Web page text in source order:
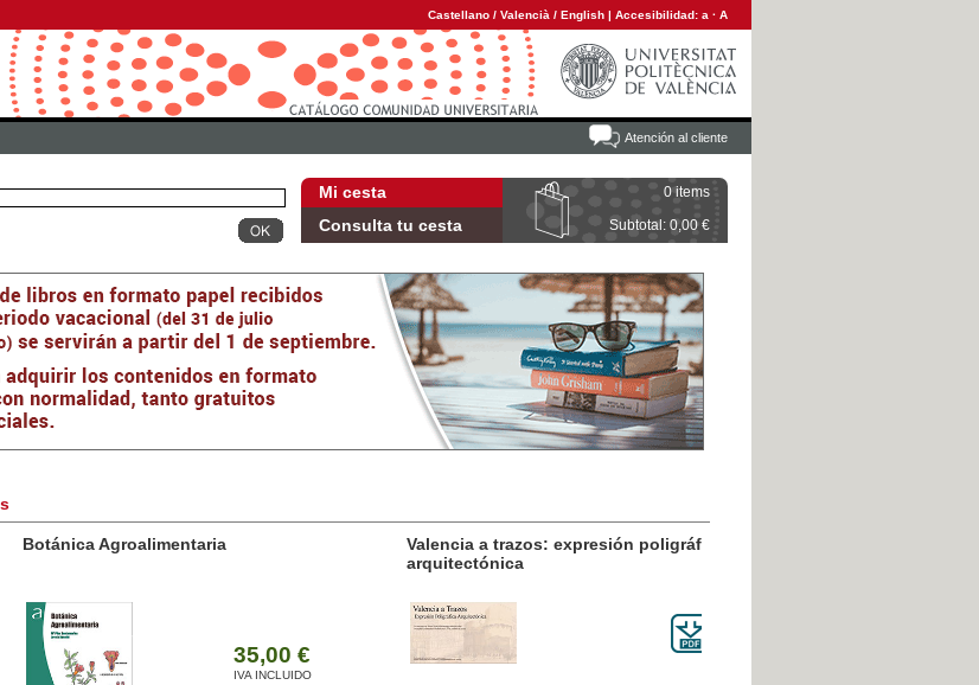
Castellano / Valencià / English | Accesibilidad: a · A
Atención al cliente
Mi cesta 0 items
Consulta tu cesta Subtotal: 0,00 €
35,00 €
IVA INCLUIDO
Valencia a trazos: expresión poligráfica